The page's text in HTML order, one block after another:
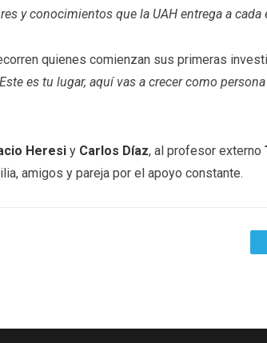
y conocimientos que la UAH entrega a cada
quienes comienzan sus primeras
es tu lugar, aquí vas a crecer como
Heresi y Carlos Díaz, al profesor externo
amigos y pareja por el apoyo constante.